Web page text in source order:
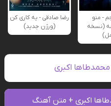
- منو
(نسخه
رضا صادقی - یه کاری کن
(ورژن جدید)
اکبری
اکبری + متن آهنگ